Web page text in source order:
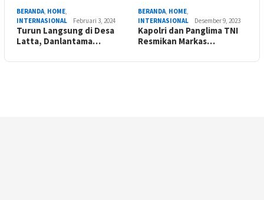
BERANDA, HOME,
INTERNASIONAL
Februari 3, 2024
Turun Langsung di Desa
Latta, Danlantama…
BERANDA, HOME,
INTERNASIONAL
Desember 9, 2023
Kapolri dan Panglima TNI
Resmikan Markas…